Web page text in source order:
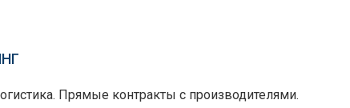
Прямые контракты с производителями.